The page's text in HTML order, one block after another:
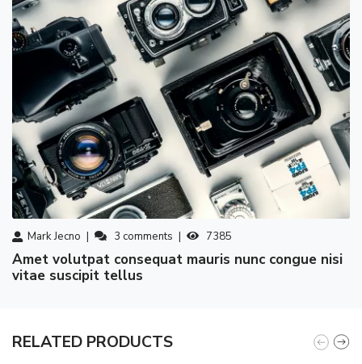
Mark Jecno 3 comments 7385
amet volutpat consequat mauris nunc congue nisi
vitae suscipit tellus
RELATED PRODUCTS